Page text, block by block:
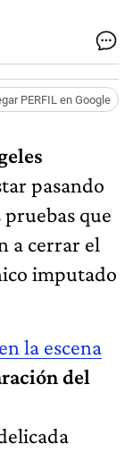
PERFIL en Google
pasando
que
a cerrar el
imputado
la escena
del